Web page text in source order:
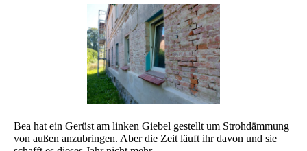
Bea hat ein Gerüst am linken Giebel gestellt um Strohdämmung
von außen anzubringen. Aber die Zeit läuft ihr davon und sie